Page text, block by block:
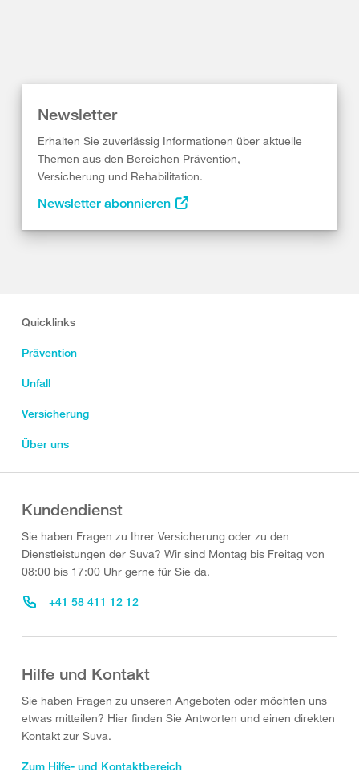
Newsletter
Erhalten Sie zuverlässig Informationen über aktuelle
Themen aus den Bereichen Prävention,
Versicherung und Rehabilitation.
Newsletter abonnieren
Quicklinks
Prävention
Unfall
Versicherung
Über uns
Kundendienst
Sie haben Fragen zu Ihrer Versicherung oder zu den
Dienstleistungen der Suva? Wir sind Montag bis Freitag von
08:00 bis 17:00 Uhr gerne für Sie da.
+41 58 411 12 12
Hilfe und Kontakt
Sie haben Fragen zu unseren Angeboten oder möchten uns
etwas mitteilen? Hier finden Sie Antworten und einen direkten
Kontakt zur Suva.
Zum Hilfe- und Kontaktbereich